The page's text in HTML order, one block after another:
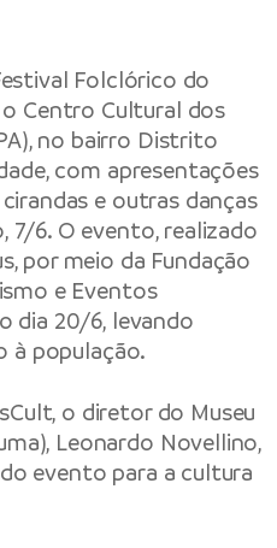
Folclórico do
Centro Cultural dos
no bairro Distrito
com apresentações
e outras danças
7/6. O evento, realizado
, por meio da Fundação
e Eventos
dia 20/6, levando
à população.
o diretor do Museu
Leonardo Novellino,
evento para a cultura